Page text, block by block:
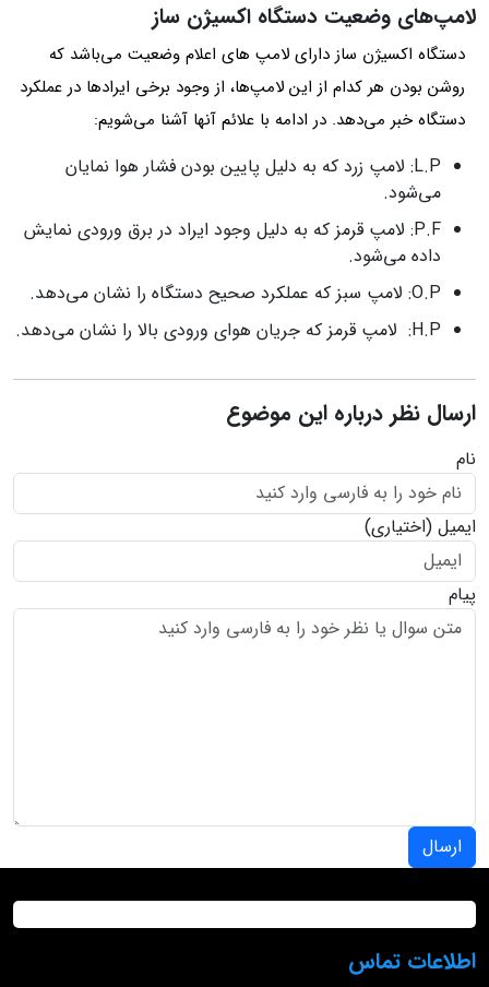
لامپ‌های وضعیت دستگاه اکسیژن ساز
دستگاه اکسیژن ساز دارای لامپ های اعلام وضعیت می‌باشد که
روشن بودن هر کدام از این لامپ‌ها، از وجود برخی ایرادها در عملکرد
دستگاه خبر می‌دهد. در ادامه با علائم آنها آشنا می‌شویم:
L.P: لامپ زرد که به دلیل پایین بودن فشار هوا نمایان
می‌شود.
P.F: لامپ قرمز که به دلیل وجود ایراد در برق ورودی نمایش
داده می‌شود.
O.P: لامپ سبز که عملکرد صحیح دستگاه را نشان می‌دهد.
H.P: لامپ قرمز که جریان هوای ورودی بالا را نشان می‌دهد.
ارسال نظر درباره این موضوع
نام
ایمیل (اختیاری)
پیام
ارسال
اطلاعات تماس